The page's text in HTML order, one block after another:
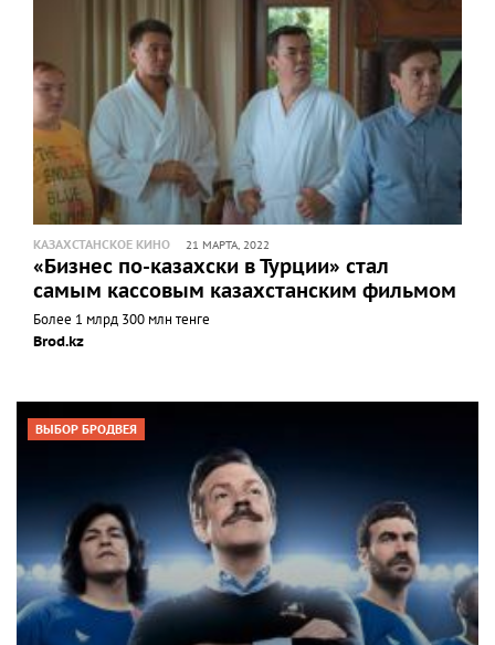
КАЗАХСТАНСКОЕ КИНО 21 МАРТА, 2022
«Бизнес по-казахски в Турции» стал
самым кассовым казахстанским фильмом
Более 1 млрд 300 млн тенге
Brod.kz
ВЫБОР БРОДВЕЯ